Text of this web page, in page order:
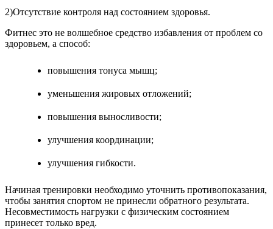
2)Отсутствие контроля над состоянием здоровья.
Фитнес это не волшебное средство избавления от проблем со
здоровьем, а способ:
повышения тонуса мышц;
уменьшения жировых отложений;
повышения выносливости;
улучшения координации;
улучшения гибкости.
Начиная тренировки необходимо уточнить противопоказания,
чтобы занятия спортом не принесли обратного результата.
Несовместимость нагрузки с физическим состоянием
принесет только вред.